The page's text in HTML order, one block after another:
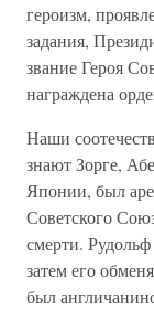
героизм,
задания,
звание Героя
награждена
Наши
знают Зорге,
Японии, был
Советского
смерти.
затем его
был